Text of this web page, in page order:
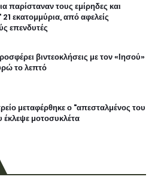
παρίσταναν τους εμίρηδες και
εκατομμύρια, από αφελείς
επενδυτές
βιντεοκλήσεις με τον «Ιησού»
το λεπτό
μεταφέρθηκε ο "απεσταλμένος του
μοτοσυκλέτα